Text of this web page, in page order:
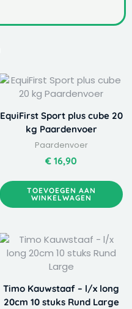
EquiFirst Sport plus cube 20
kg Paardenvoer
Paardenvoer
€ 16,90
TOEVOEGEN AAN
WINKELWAGEN
Timo Kauwstaaf – l/x long
20cm 10 stuks Rund Large